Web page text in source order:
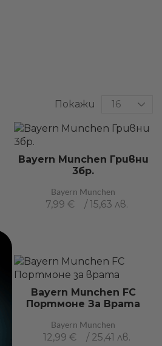
Покажи
Bayern Munchen Гривни
3бр.
Bayern Munchen
7,99€ / 15,63 лв.
Bayern Munchen FC
Портмоне За Врата
Bayern Munchen
12,99€ / 25,41 лв.